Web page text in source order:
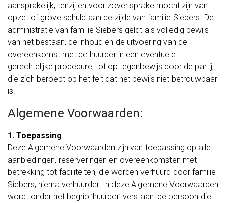
aansprakelijk, tenzij en voor zover sprake mocht zijn van
opzet of grove schuld aan de zijde van familie Siebers. De
administratie van familie Siebers geldt als volledig bewijs
van het bestaan, de inhoud en de uitvoering van de
overeenkomst met de huurder in een eventuele
gerechtelijke procedure, tot op tegenbewijs door de partij,
die zich beroept op het feit dat het bewijs niet betrouwbaar
is.
Algemene Voorwaarden:
1. Toepassing
Deze Algemene Voorwaarden zijn van toepassing op alle
aanbiedingen, reserveringen en overeenkomsten met
betrekking tot faciliteiten, die worden verhuurd door familie
Siebers, hierna verhuurder. In deze Algemene Voorwaarden
wordt onder het begrip ’huurder’ verstaan: de persoon die